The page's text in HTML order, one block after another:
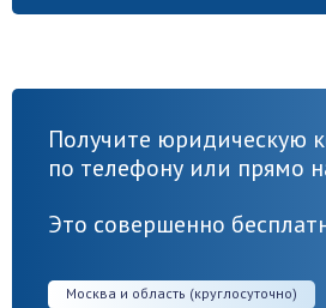
Получите юридическую
по телефону или прямо
Это совершенно
Москва и область (круглосуточно)